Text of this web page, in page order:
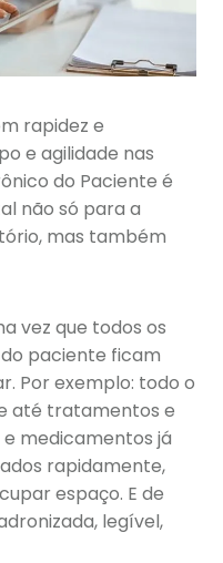
rapidez e
e agilidade nas
do Paciente é
não só para a
mas também
vez que todos os
paciente ficam
Por exemplo: todo o
até tratamentos e
medicamentos já
rapidamente,
espaço. E de
legível,